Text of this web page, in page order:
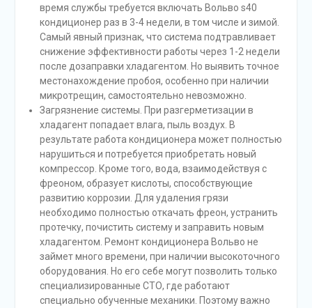
время службы требуется включать Вольво s40
кондиционер раз в 3-4 недели, в том числе и зимой.
Самый явный признак, что система подтравливает
снижение эффективности работы через 1-2 недели
после дозаправки хладагентом. Но выявить точное
местонахождение пробоя, особенно при наличии
микротрещин, самостоятельно невозможно.
Загрязнение системы. При разгерметизации в
хладагент попадает влага, пыль воздух. В
результате работа кондиционера может полностью
нарушиться и потребуется приобретать новый
компрессор. Кроме того, вода, взаимодействуя с
фреоном, образует кислоты, способствующие
развитию коррозии. Для удаления грязи
необходимо полностью откачать фреон, устранить
протечку, почистить систему и заправить новым
хладагентом. Ремонт кондиционера Вольво не
займет много времени, при наличии высокоточного
оборудования. Но его себе могут позволить только
специализированные СТО, где работают
специально обученные механики. Поэтому важно